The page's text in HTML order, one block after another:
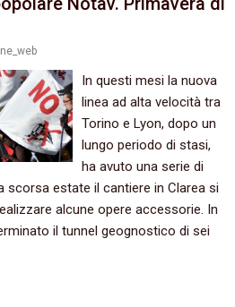
In questi mesi la nuova
linea ad alta velocità tra
Torino e Lyon, dopo un
lungo periodo di stasi,
ha avuto una serie di
scorsa estate il cantiere in Clarea si
alcune opere accessorie. In
il tunnel geognostico di sei